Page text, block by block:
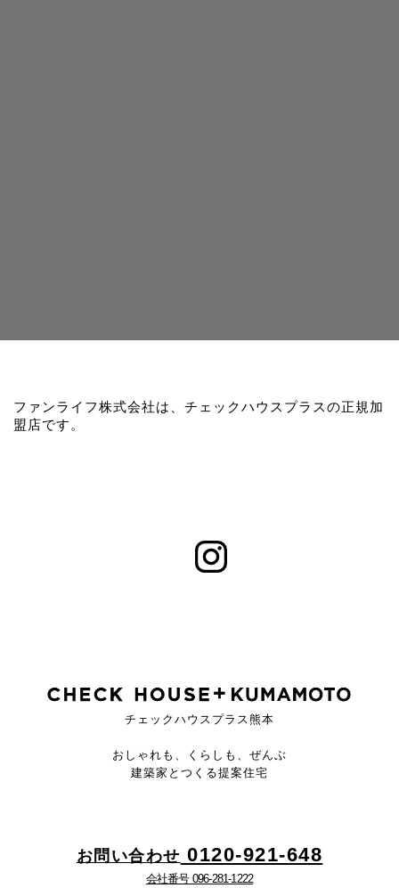
ファンライフ株式会社は、チェックハウスプラスの正規加
盟店です。
チェックハウスプラス熊本
おしゃれも、くらしも、ぜんぶ
建築家とつくる提案住宅
お問い合わせ 0120-921-648
会社番号 096-281-1222